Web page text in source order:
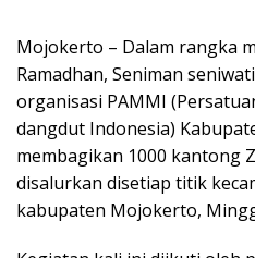
Mojokerto – Dalam rangka
Ramadhan, Seniman
organisasi PAMMI
dangdut Indonesia)
membagikan 1000 kantong
disalurkan disetiap titik
kabupaten Mojokerto,